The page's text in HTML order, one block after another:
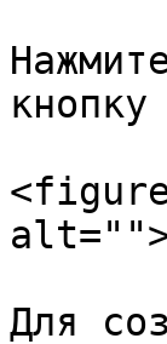
Для